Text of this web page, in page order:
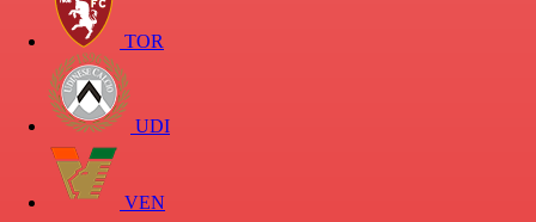
TOR
UDI
VEN